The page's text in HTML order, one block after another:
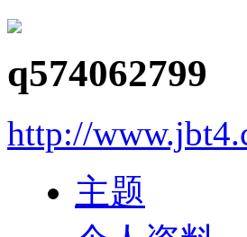
q574062799
http://
主题